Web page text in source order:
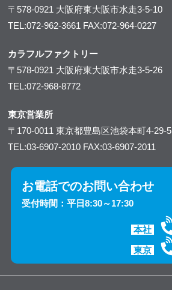
〒578-0921 大阪府東大阪市水走3-5-10
TEL:072-962-3661 FAX:072-964-0227
カラフルファクトリー
〒578-0921 大阪府東大阪市水走3-5-26
TEL:072-968-8772
東京営業所
〒170-0011東京都豊島区池袋本町4-29-5
TEL:03-6907-2010 FAX:03-6907-2011
お電話でのお問い合わせ
受付時間：平日8:30～17:30
本社
東京